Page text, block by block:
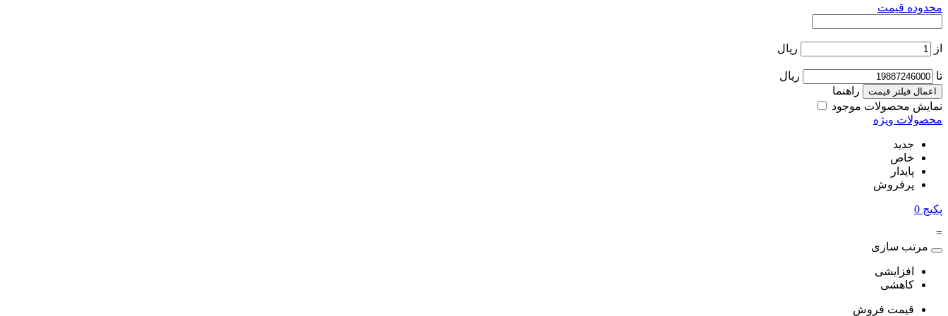
محدوده قیمت
از ریال
تا ریال
اعمال فیلتر قیمت
راهنما
نمایش محصولات موجود
محصولات ویژه
جدید
خاص
پایدار
پرفروش
پکیج 0
=
مرتب سازی
افزایشی
کاهشی
قیمت فروش